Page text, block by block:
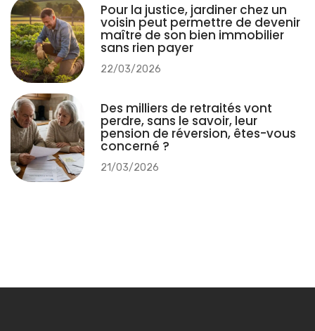
Pour la justice, jardiner chez un
voisin peut permettre de devenir
maître de son bien immobilier
sans rien payer
22/03/2026
Des milliers de retraités vont
perdre, sans le savoir, leur
pension de réversion, êtes-vous
concerné ?
21/03/2026